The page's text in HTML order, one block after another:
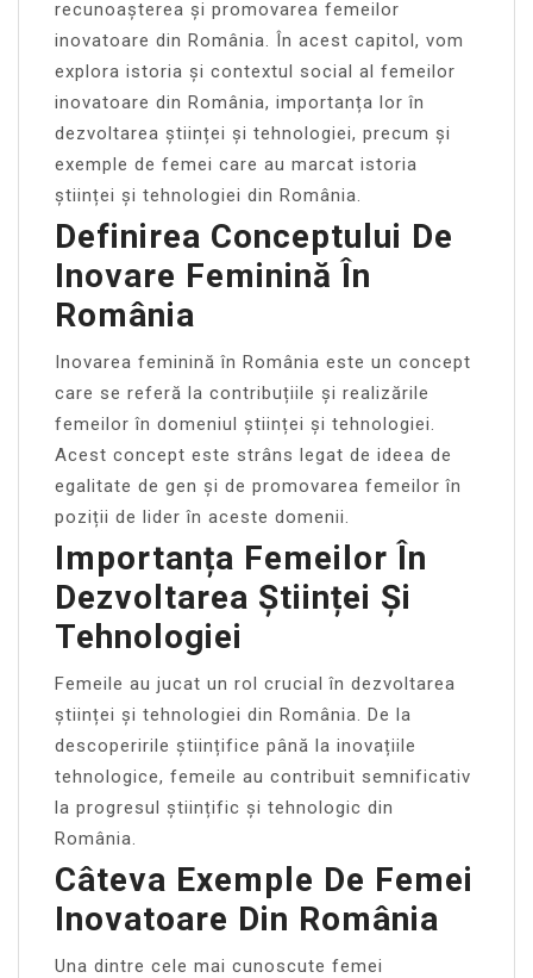
recunoașterea și promovarea femeilor
inovatoare din România. În acest capitol, vom
explora istoria și contextul social al femeilor
inovatoare din România, importanța lor în
dezvoltarea științei și tehnologiei, precum și
exemple de femei care au marcat istoria
științei și tehnologiei din România.
Definirea Conceptului De
Inovare Feminină În
România
Inovarea feminină în România este un concept
care se referă la contribuțiile și realizările
femeilor în domeniul științei și tehnologiei.
Acest concept este strâns legat de ideea de
egalitate de gen și de promovarea femeilor în
poziții de lider în aceste domenii.
Importanța Femeilor În
Dezvoltarea Științei Și
Tehnologiei
Femeile au jucat un rol crucial în dezvoltarea
științei și tehnologiei din România. De la
descoperirile științifice până la inovațiile
tehnologice, femeile au contribuit semnificativ
la progresul științific și tehnologic din
România.
Câteva Exemple De Femei
Inovatoare Din România
Una dintre cele mai cunoscute femei